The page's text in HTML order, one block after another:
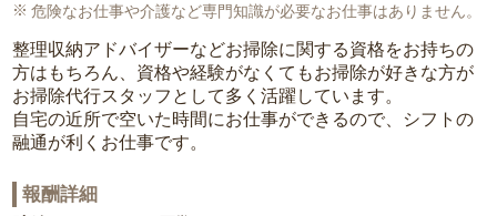
危険なお仕事や介護など専門知識が必要なお仕事はありません。
整理収納アドバイザーなどお掃除に関する資格をお持ちの
方はもちろん、資格や経験がなくてもお掃除が好きな方が
お掃除代行スタッフとして多く活躍しています。
自宅の近所で空いた時間にお仕事ができるので、シフトの
融通が利くお仕事です。
報酬詳細